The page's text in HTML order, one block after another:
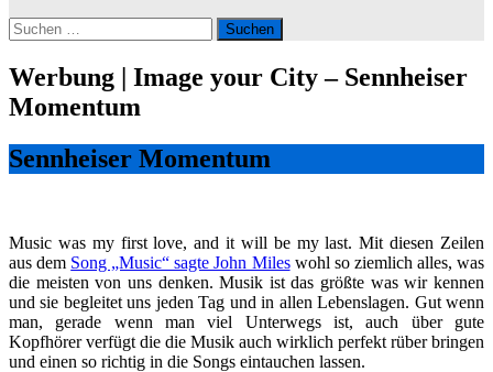
Suchen
nach:
Werbung | Image your City – Sennheiser
Momentum
Sennheiser Momentum
Music was my first love, and it will be my last. Mit diesen Zeilen
aus dem Song „Music“ sagte John Mileswohl so ziemlich alles, was
die meisten von uns denken. Musik ist das größte was wir kennen
und sie begleitet uns jeden Tag und in allen Lebenslagen. Gut wenn
man, gerade wenn man viel Unterwegs ist, auch über gute
Kopfhörer verfügt die die Musik auch wirklich perfekt rüber bringen
und einen so richtig in die Songs eintauchen lassen.